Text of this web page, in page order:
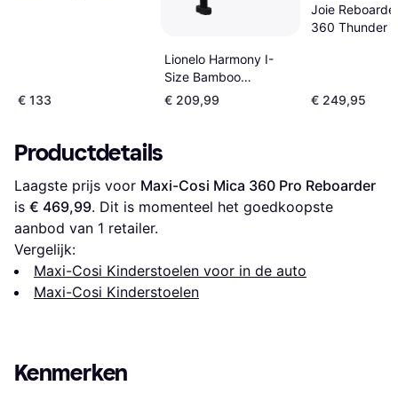
€ 133
Lionelo Harmony I-
Size Bamboo
Autostoel
€ 209,99
Joie
360 Thunder
€ 249,95
Productdetails
Laagste prijs voor Maxi-Cosi Mica 360 Pro Reboarder
is € 469,99. Dit is momenteel het goedkoopste
aanbod van 1 retailer.
Vergelijk:
Maxi-Cosi Kinderstoelen voor in de auto
Maxi-Cosi Kinderstoelen
Kenmerken